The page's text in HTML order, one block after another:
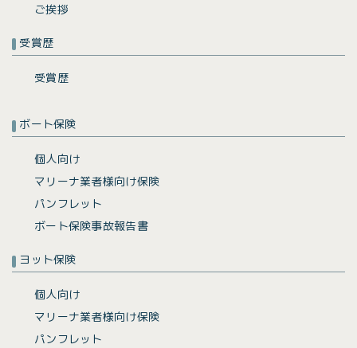
ご挨拶
受賞歴
受賞歴
ボート保険
個人向け
マリーナ業者様向け保険
パンフレット
ボート保険事故報告書
ヨット保険
個人向け
マリーナ業者様向け保険
パンフレット